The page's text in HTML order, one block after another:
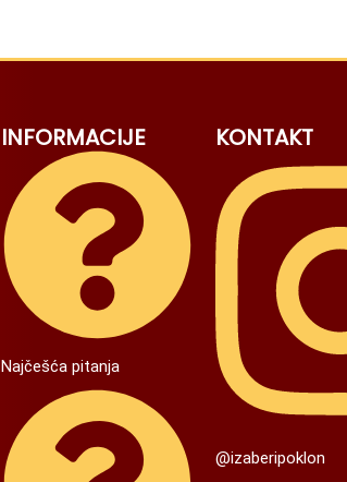
INFORMACIJE
Najčešća pitanja
KONTAKT
@izaberipoklon